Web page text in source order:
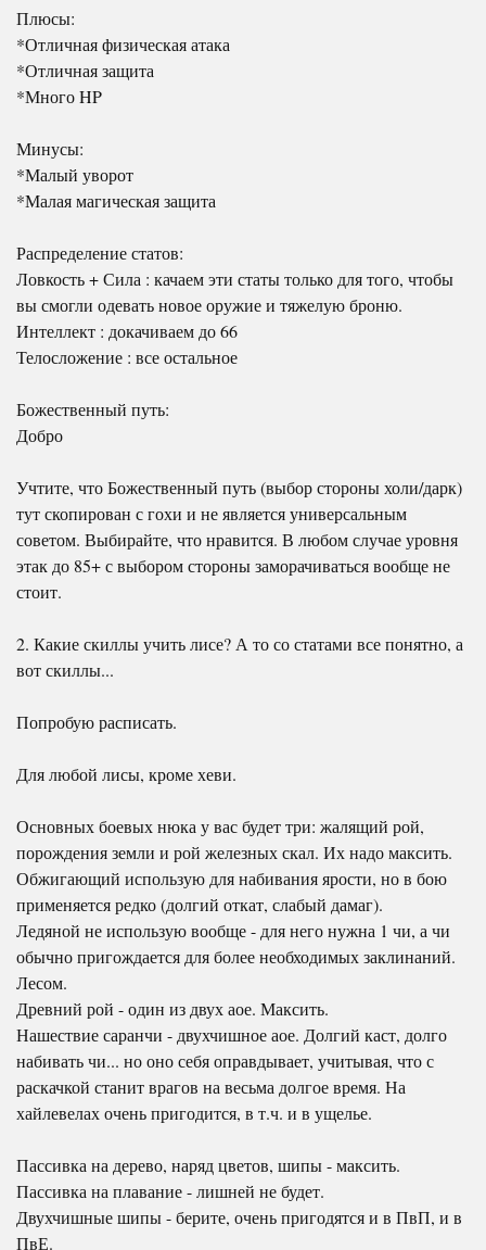
Плюсы:
*Отличная физическая атака
*Отличная защита
*Много HP
Минусы:
*Малый уворот
*Малая магическая защита
Распределение статов:
Ловкость + Сила : качаем эти статы только для того, чтобы
вы смогли одевать новое оружие и тяжелую броню.
Интеллект : докачиваем до 66
Телосложение : все остальное
Божественный путь:
Добро
Учтите, что Божественный путь (выбор стороны холи/дарк)
тут скопирован с гохи и не является универсальным
советом. Выбирайте, что нравится. В любом случае уровня
этак до 85+ с выбором стороны заморачиваться вообще не
стоит.
2. Какие скиллы учить лисе? А то со статами все понятно, а
вот скиллы...
Попробую расписать.
Для любой лисы, кроме хеви.
Основных боевых нюка у вас будет три: жалящий рой,
порождения земли и рой железных скал. Их надо максить.
Обжигающий использую для набивания ярости, но в бою
применяется редко (долгий откат, слабый дамаг).
Ледяной не использую вообще - для него нужна 1 чи, а чи
обычно пригождается для более необходимых заклинаний.
Лесом.
Древний рой - один из двух аое. Максить.
Нашествие саранчи - двухчишное аое. Долгий каст, долго
набивать чи... но оно себя оправдывает, учитывая, что с
раскачкой станит врагов на весьма долгое время. На
хайлевелах очень пригодится, в т.ч. и в ущелье.
Пассивка на дерево, наряд цветов, шипы - максить.
Пассивка на плавание - лишней не будет.
Двухчишные шипы - берите, очень пригодятся и в ПвП, и в
ПвЕ.